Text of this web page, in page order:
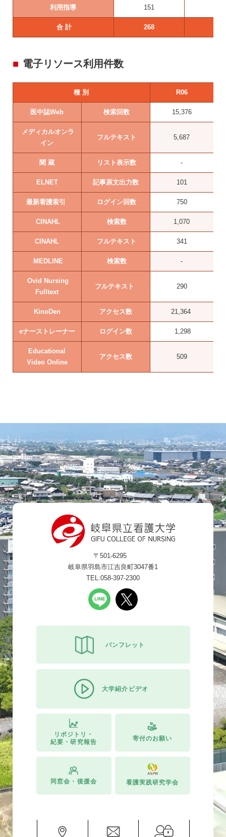
利用指導 151
合 計 268
電子リソース利用件数
種 別 R06
医中誌Web 検索回数 15,376
メディカルオンラ
イン
フルテキスト 5,687
聞 蔵 リスト表示数 -
ELNET 記事原文出力数 101
最新看護索引 ログイン回数 750
CINAHL 検索数 1,070
CINAHL フルテキスト 341
MEDLINE 検索数 -
Ovid Nursing
Fulltext
フルテキスト 290
KinoDen アクセス数 21,364
eナーストレーナー ログイン数 1,298
Educational
Video Online
アクセス数 509
〒501-6295
岐阜県羽島市江吉良町3047番1
TEL:058-397-2300
パンフレット
大学紹介ビデオ
リポジトリ・
紀要・研究報告
寄付のお願い
同窓会・後援会 看護実践研究学会